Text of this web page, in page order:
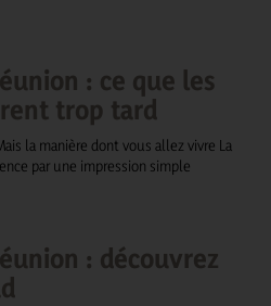
: ce que les
trop tard
la manière dont vous allez vivre La
par une impression simple
: découvrez